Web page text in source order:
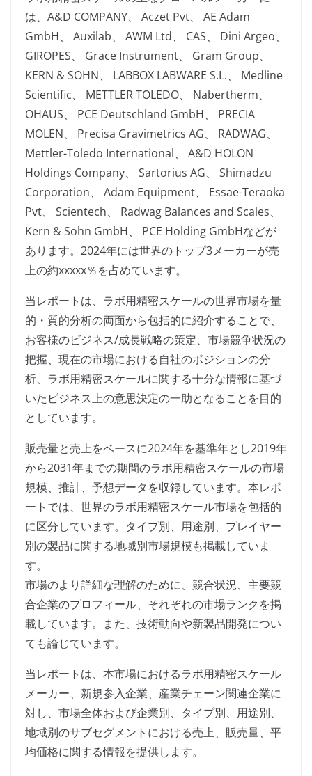
は、A&D COMPANY、 Aczet Pvt、 AE Adam
GmbH、 Auxilab、 AWM Ltd、 CAS、 Dini Argeo、
GIROPES、 Grace Instrument、 Gram Group、
KERN & SOHN、 LABBOX LABWARE S.L.、 Medline
Scientific、 METTLER TOLEDO、 Nabertherm、
OHAUS、 PCE Deutschland GmbH、 PRECIA
MOLEN、 Precisa Gravimetrics AG、 RADWAG、
Mettler-Toledo International、 A&D HOLON
Holdings Company、 Sartorius AG、 Shimadzu
Corporation、 Adam Equipment、 Essae-Teraoka
Pvt、 Scientech、 Radwag Balances and Scales、
Kern & Sohn GmbH、 PCE Holding GmbHなどが
あります。2024年には世界のトップ3メーカーが売
上の約xxxxx％を占めています。
当レポートは、ラボ用精密スケールの世界市場を量
的・質的分析の両面から包括的に紹介することで、
お客様のビジネス/成長戦略の策定、市場競争状況の
把握、現在の市場における自社のポジションの分
析、ラボ用精密スケールに関する十分な情報に基づ
いたビジネス上の意思決定の一助となることを目的
としています。
販売量と売上をベースに2024年を基準年とし2019年
から2031年までの期間のラボ用精密スケールの市場
規模、推計、予想データを収録しています。本レポ
ートでは、世界のラボ用精密スケール市場を包括的
に区分しています。タイプ別、用途別、プレイヤー
別の製品に関する地域別市場規模も掲載していま
す。
市場のより詳細な理解のために、競合状況、主要競
合企業のプロフィール、それぞれの市場ランクを掲
載しています。また、技術動向や新製品開発につい
ても論じています。
当レポートは、本市場におけるラボ用精密スケール
メーカー、新規参入企業、産業チェーン関連企業に
対し、市場全体および企業別、タイプ別、用途別、
地域別のサブセグメントにおける売上、販売量、平
均価格に関する情報を提供します。